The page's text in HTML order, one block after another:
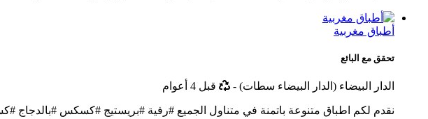
أطباق مغربية
تحقق مع البائع
الدار البيضاء (الدار البيضاء سطات) -
أخر
قبل 4 أعوام
نقدم لكم اطباق متنوعة باتمنة في متناول الجميع #رفية #بريستيج #كسكس #بالدجاج #كسكس